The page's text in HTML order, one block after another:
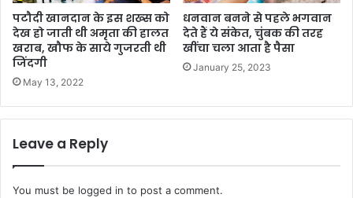
पटौदी खानदान के इस शख्स को
देख हो जाती थी अमृता की हालत
खराब, खौफ के साये गुजरती थी
जिंदगी
May 13, 2022
धनवान बनने से पहले भगवान
देते हैं ये संकेत, चुंबक की तरह
खींचा चला आता है पैसा
January 25, 2023
Leave a Reply
You must be logged in to post a comment.